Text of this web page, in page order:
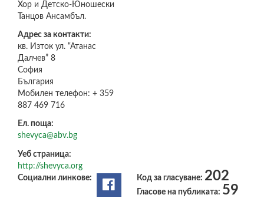
Хор и Детско-Юношески
Танцов Ансамбъл.
Адрес за контакти:
кв. Изток ул. “Атанас
Далчев” 8
София
България
Мобилен телефон: + 359
887 469 716
Ел. поща:
shevyca@abv.bg
Уеб страница:
http://shevyca.org
Социални линкове:
Код за гласуване: 202
Гласове на публиката: 59